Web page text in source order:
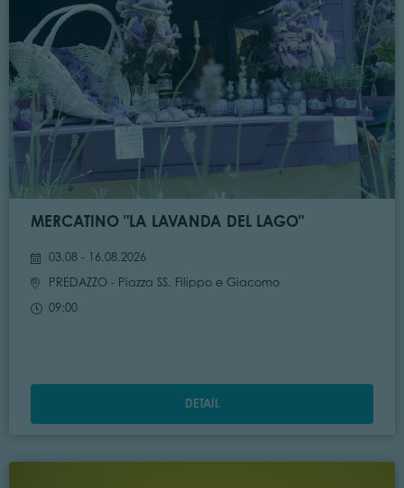
MERCATINO "LA LAVANDA DEL LAGO"
03.08 - 16.08.2026
PREDAZZO - Piazza SS. Filippo e Giacomo
09:00
DETAIL